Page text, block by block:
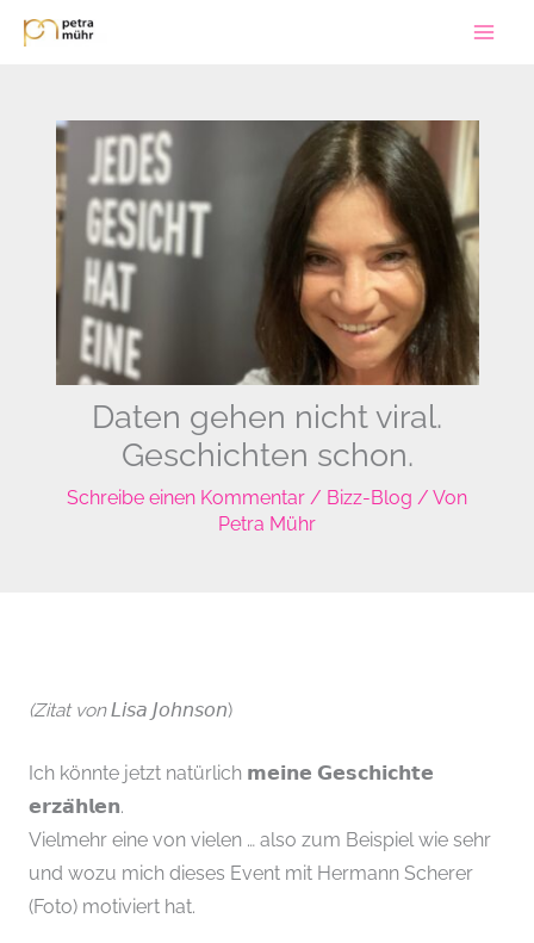
Zum
Inhalt
Daten gehen nicht viral.
Geschichten schon.
Schreibe einen Kommentar / Bizz-Blog / Von
Petra Mühr
(Zitat von𝘓𝘪𝘴𝘢 𝘑𝘰𝘩𝘯𝘴𝘰𝘯)
Ich könnte jetzt natürlich 𝗺𝗲𝗶𝗻𝗲 𝗚𝗲𝘀𝗰𝗵𝗶𝗰𝗵𝘁𝗲
𝗲𝗿𝘇𝗮̈𝗵𝗹𝗲𝗻.
Vielmehr eine von vielen … also zum Beispiel wie sehr
und wozu mich dieses Event mit Hermann Scherer
(Foto) motiviert hat.